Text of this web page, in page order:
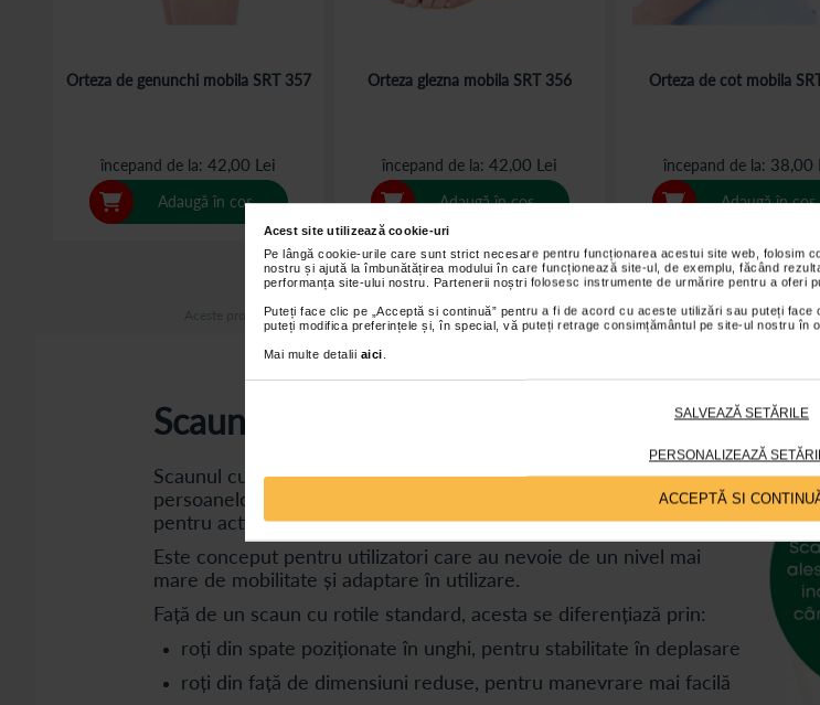
Acest site utilizează cookie-uri
Pe lângă cookie-urile care sunt strict necesare pentru funcționarea acestui site web, folosim
nostru și ajută la îmbunătățirea modului în care funcționează site-ul, de exemplu, făcând
performanța site-ului nostru. Partenerii noștri folosesc instrumente de urmărire pentru a oferi
Puteți face clic pe „Acceptă si continuă” pentru a fi de acord cu aceste utilizări sau puteți
puteți modifica preferințele și, în special, vă puteți retrage consimțământul pe site-ul nostru în
Mai multe detalii aici
SALVEAZĂ SETĂRILE
PERSONALIZEAZĂ
ACCEPTĂ SI
Orteza de genunchi mobila SRT 357
începand de la 42,00 Lei
Adaugă în coș
Orteza glezna mobila SRT 356
începand de la 42,00 Lei
Adaugă în coș
Orteza de cot mobila
începand de la 38,00
Adaugă în coș
Aceste produse sunt dispozitive medicale. Citiți cu atenție prospectul sau informațiile de pe ambalaj.
Scaun cu rotile sport
Scaunul cu rotile sport este un dispozitiv de mobilitate destinat
persoanelor active, utilizat atât pentru deplasare zilnică, cât și
pentru activități recreative.
Este conceput pentru utilizatori care au nevoie de un nivel mai
mare de mobilitate și adaptare în utilizare.
Față de un scaun cu rotile standard, acesta se diferențiază prin:
roți din spate poziționate în unghi, pentru stabilitate în deplasare
roți din față de dimensiuni reduse, pentru manevrare mai facilă